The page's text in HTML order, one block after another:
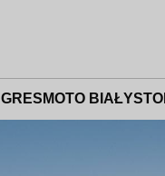
GRESMOTO